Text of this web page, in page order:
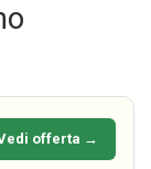
offerta →